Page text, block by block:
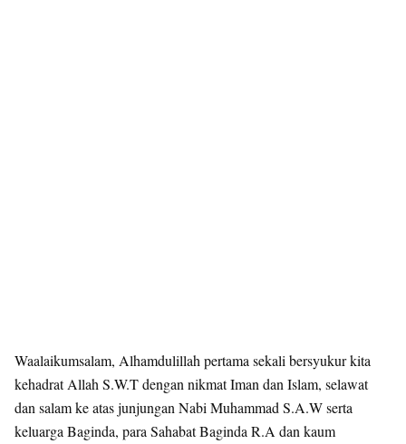
Waalaikumsalam, Alhamdulillah pertama sekali bersyukur kita
kehadrat Allah S.W.T dengan nikmat Iman dan Islam, selawat
dan salam ke atas junjungan Nabi Muhammad S.A.W serta
keluarga Baginda, para Sahabat Baginda R.A dan kaum